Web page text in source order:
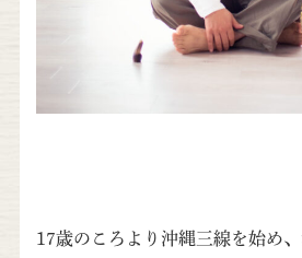
17歳のころより沖縄三線を始め